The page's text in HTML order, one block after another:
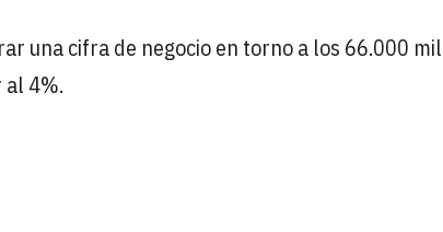
una cifra de negocio en torno a los 66.000
4%.